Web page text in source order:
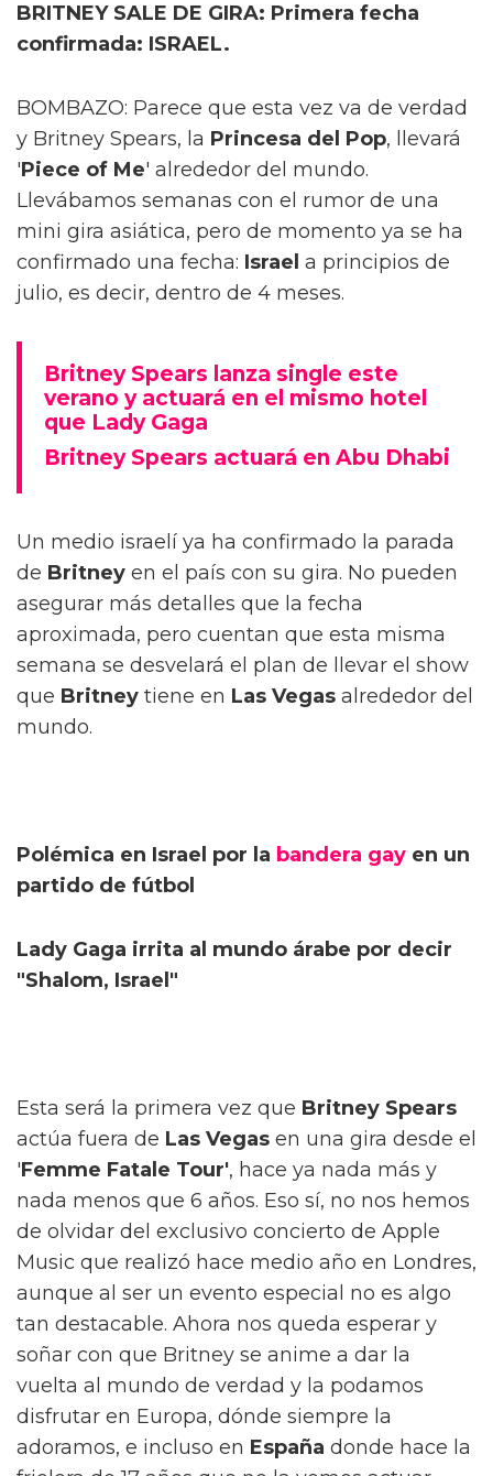
BRITNEY SALE DE GIRA: Primera fecha
confirmada: ISRAEL.
BOMBAZO: Parece que esta vez va de verdad
y Britney Spears, la Princesa del Pop, llevará
'Piece of Me' alrededor del mundo.
Llevábamos semanas con el rumor de una
mini gira asiática, pero de momento ya se ha
confirmado una fecha: Israel a principios de
julio, es decir, dentro de 4 meses.
Britney Spears lanza single este
verano y actuará en el mismo hotel
que Lady Gaga
Britney Spears actuará en Abu Dhabi
Un medio israelí ya ha confirmado la parada
de Britney en el país con su gira. No pueden
asegurar más detalles que la fecha
aproximada, pero cuentan que esta misma
semana se desvelará el plan de llevar el show
que Britney tiene en Las Vegas alrededor del
mundo.
Polémica en Israel por la bandera gay en un
partido de fútbol
Lady Gaga irrita al mundo árabe por decir
"Shalom, Israel"
Esta será la primera vez que Britney Spears
actúa fuera de Las Vegas en una gira desde el
'Femme Fatale Tour', hace ya nada más y
nada menos que 6 años. Eso sí, no nos hemos
de olvidar del exclusivo concierto de Apple
Music que realizó hace medio año en Londres,
aunque al ser un evento especial no es algo
tan destacable. Ahora nos queda esperar y
soñar con que Britney se anime a dar la
vuelta al mundo de verdad y la podamos
disfrutar en Europa, dónde siempre la
adoramos, e incluso en España donde hace la